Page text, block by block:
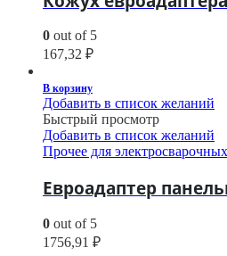
0 out of 5
167,32 ₽
В корзину
Добавить в список желаний
Быстрый просмотр
Добавить в список желаний
Прочее для
Евроадаптер
0 out of 5
1756,91 ₽